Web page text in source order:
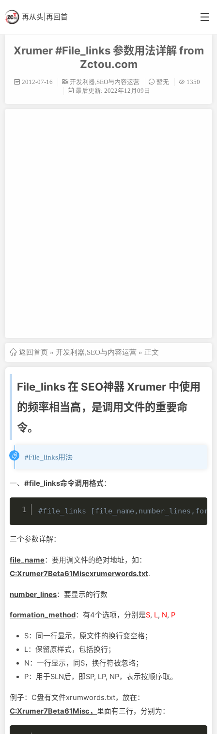
再从头|再回首
首页
英语阁
Xrumer #File_links 参数用法详解 from
Zctou.com
2012-07-16 开发利器 SEO与内容运营 暂无
1350
最后更新: 2022年12月09日
返回首页 » 开发利器 SEO与内容运营 » 正文
File_links 在 SEO神器 Xrumer 中使用
的频率相当高，是调用文件的重要命
令。
#File_links用法
一、 #file_links命令调用格式：
#file_links
三个参数详解：
file_name：要用调文件的绝对地址，如：
C:Xrumer7Beta61Miscxrumerwords.txt.
number_lines：要显示的行数
formation_method：有4个选项，分别是S, L, N, P
S：同一行显示，原文件的换行变空格；
L：保留原样式，包括换行；
N：一行显示，同S，换行符被忽略；
P：用于SLN后，即SP, LP, NP，表示按顺序取。
例子：C盘有文件xrumwords.txt，放在：
C:Xrumer7Beta61Misc， 里面有三行，分别为：